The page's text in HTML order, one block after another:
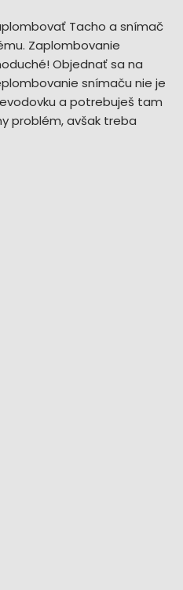
Tacho a snímač
Zaplombovanie
Objednať sa na
snímaču nie je
a potrebuješ tam
problém, avšak treba